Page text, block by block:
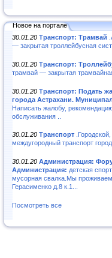
Новое на портале
30.01.20 Транспорт: Трамвай
— закрытая троллейбусная
30.01.20 Транспорт:
трамвай — закрытая
30.01.20 Транспорт: Подать
города Астрахани.
Написать жалобу,
обслуживания ..
30.01.20 Транспорт
междугородный транспорт
30.01.20 Администрация:
Администрация: детская
мусорная свалка.Мы
Герасименко д.8 к.1...
Посмотреть все